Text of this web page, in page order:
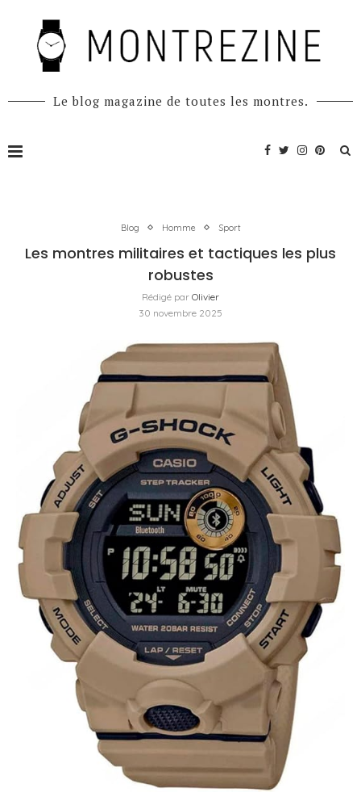
Le blog magazine de toutes les montres.
Blog Homme Sport
Les montres militaires et tactiques les plus
robustes
Rédigé par Olivier
30 novembre 2025